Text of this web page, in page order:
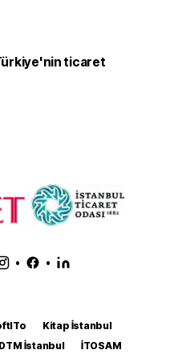
ticaret
• •
Kitap İstanbul
İstanbul
İTOSAM